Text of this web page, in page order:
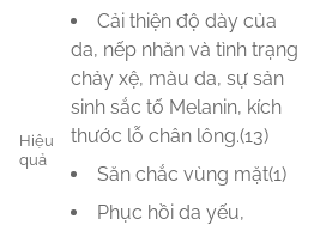
Hiệu
quả
Cải thiện độ dày của
da, nếp nhăn và tình trạng
chảy xệ, màu da, sự sản
sinh sắc tố Melanin, kích
thước lỗ chân lông.(13)
Săn chắc vùng mặt(1)
Phục hồi da yếu,